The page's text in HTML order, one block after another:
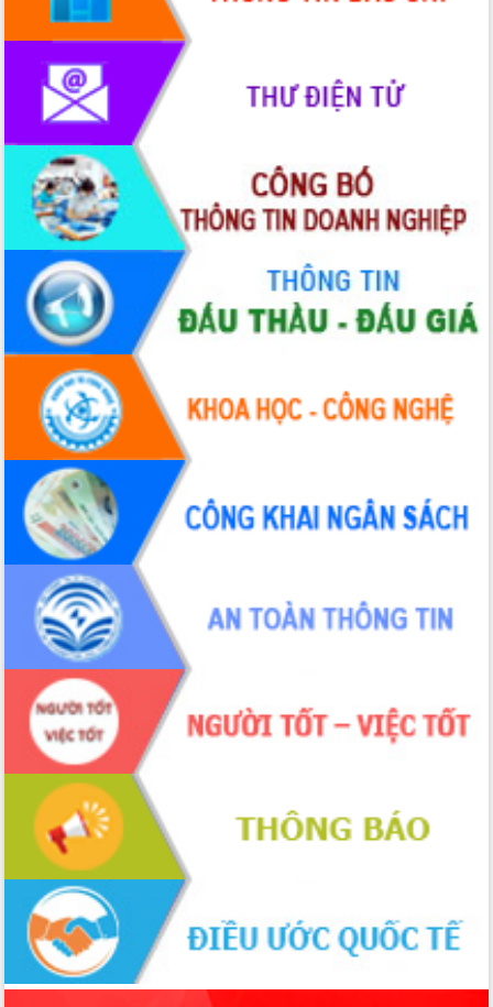
UBND tỉnh Đắk Lắk triển khai công tác
quốc phòng, quân sự địa phương năm
2026
Đắk Lắk tập trung toàn lực khắc phục
tồn tại IUU, sẵn sàng làm việc với
Chủ tịch UBND tỉnh Tạ Anh Tuấn thăm,
chúc mừng các bệnh viện nhân Ngày
Thầy thuốc Việt Nam
Rộn ràng lễ hội truyền thống Sông
nước Đà Nông lần thứ I năm 2026
Kỳ họp Chuyên đề lần thứ Năm, HĐND
tỉnh Đắk Lắk thông qua các nghị quyết
quan trọng
Thống nhất danh sách giới thiệu ứng
cử đại biểu Quốc hội khoá XVI và đại
biểu HĐND tỉnh Đắk Lắk, nhiệm kỳ
2026-2031
Phát động hai phong trào thi đua quan
trọng trong kỷ nguyên mới
Hội nghị lần thứ tư Ban Chỉ đạo công
tác bầu cử tỉnh Đắk Lắk
Hội nghị Báo cáo viên Trung ương
tháng 01/2026
Phó Thủ tướng Hồ Quốc Dũng đánh giá
cao kết quả Chiến dịch Quang Trung
tại Đắk Lắk
Hội nghị Ban Chấp hành Đảng bộ tỉnh
Đắk Lắk lần thứ 2 (mở rộng)
Tập trung giải phóng mặt bằng, đẩy
nhanh tiến độ Tuyến đường bộ ven
biển
Gỡ khó, khởi công xây dựng, sửa chữa
toàn bộ nhà ở cho hộ dân đúng tiến độ
đề ra
UBND tỉnh Đắk Lắk tổng kết công tác
quốc phòng, quân sự địa phương năm
2025
Tập trung triển khai quyết liệt, đồng bộ
các giải pháp nhằm thực hiện hiệu quả
các nhiệm vụ đề ra năm 2025
Phát huy vai trò của người có uy tín